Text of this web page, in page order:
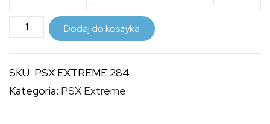
8,99 zł
do
11,99 zł
ilość
PSX
284
Dodaj do koszyka
SKU: PSX EXTREME 284
Kategoria: PSX Extreme